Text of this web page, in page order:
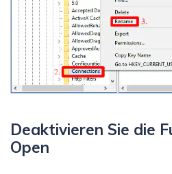
Deaktivieren Sie die
Open